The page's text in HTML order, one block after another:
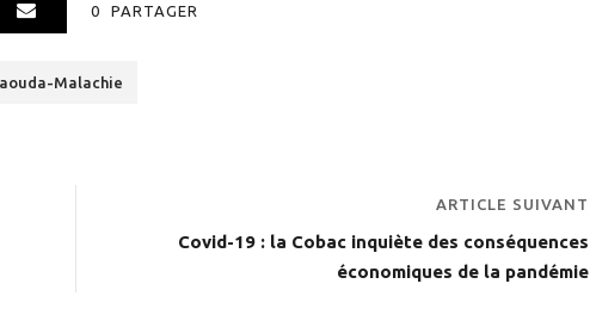
0 PARTAGER
Malachie
ARTICLE SUIVANT
Covid-19 : la Cobac inquiète des conséquences
économiques de la pandémie